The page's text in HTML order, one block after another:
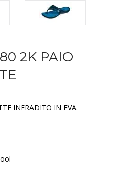
2K PAIO
INFRADITO IN EVA.